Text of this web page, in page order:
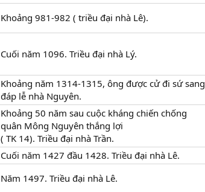
Khoảng 981-982 ( triều đại nhà Lê).
Cuối năm 1096. Triều đại nhà Lý.
Khoảng năm 1314-1315, ông được cử đi sứ sang
đáp lễ nhà Nguyên.
Khoảng 50 năm sau cuộc kháng chiến chống
quân Mông Nguyên thắng lợi
( TK 14). Triều đại nhà Trần.
Cuối năm 1427 đầu 1428. Triều đại nhà Lê.
Năm 1497. Triều đại nhà Lê.